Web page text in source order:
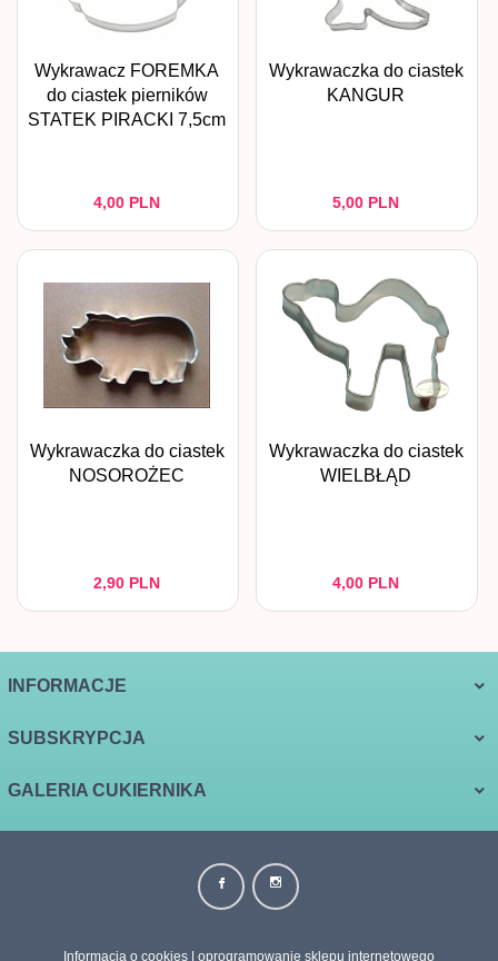
Wykrawacz FOREMKA
do ciastek pierników
STATEK PIRACKI 7,5cm
4,00 PLN
Wykrawaczka do ciastek
KANGUR
5,00 PLN
Wykrawaczka do ciastek
NOSOROŻEC
2,90 PLN
Wykrawaczka do ciastek
WIELBŁĄD
4,00 PLN
INFORMACJE
SUBSKRYPCJA
GALERIA CUKIERNIKA
Informacja o cookies oprogramowanie sklepu internetowego